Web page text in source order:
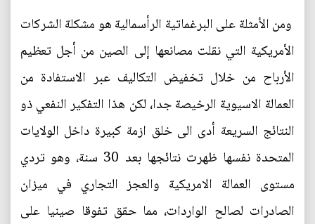
ومن الأمثلة على البرغماتية الرأسمالية هو مشكلة الشركات
الأمريكية التي نقلت مصانعها إلى الصين من أجل تعظيم
الأرباح من خلال تخفيض التكاليف عبر الاستفادة من
العمالة الاسيوية الرخيصة جدا، لكن هذا التفكير النفعي ذو
النتائج السريعة أدى الى خلق ازمة كبيرة داخل الولايات
المتحدة نفسها ظهرت نتائجها بعد 30 سنة، وهو تردي
مستوى العمالة الامريكية والعجز التجاري في ميزان
الصادرات لصالح الواردات، مما حقق تفوقا صينيا على